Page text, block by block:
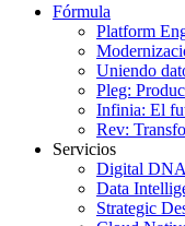
Fórmula
Platform
Uniendo
Pleg:
Infinia: El
Rev:
Servicios
Digital DNA
Data
Strategic